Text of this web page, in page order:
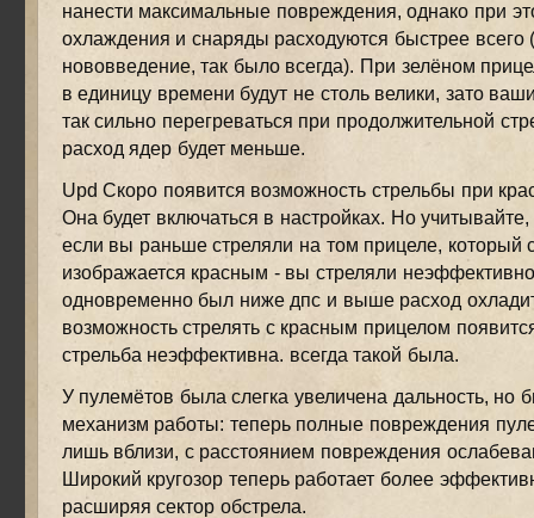
нанести максимальные повреждения, однако при
охлаждения и снаряды расходуются быстрее всего
нововведение, так было всегда). При зелёном
в единицу времени будут не столь велики, зато
так сильно перегреваться при продолжительной
расход ядер будет меньше.
Upd Скоро появится возможность стрельбы при
Она будет включаться в настройках. Но
если вы раньше стреляли на том прицеле, который
изображается красным - вы стреляли
одновременно был ниже дпс и выше расход
возможность стрелять с красным прицелом
стрельба неэффективна. всегда такой была.
У пулемётов была слегка увеличена дальность, но
механизм работы: теперь полные повреждения
лишь вблизи, с расстоянием повреждения
Широкий кругозор теперь работает более
расширяя сектор обстрела.